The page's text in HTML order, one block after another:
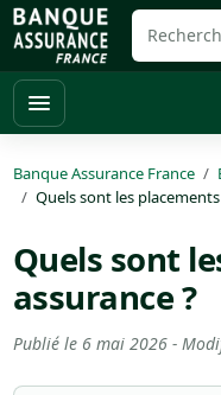
Banque Assurance France
Quels sont les
Quels sont
assurance ?
Publié le 6 mai 2026-